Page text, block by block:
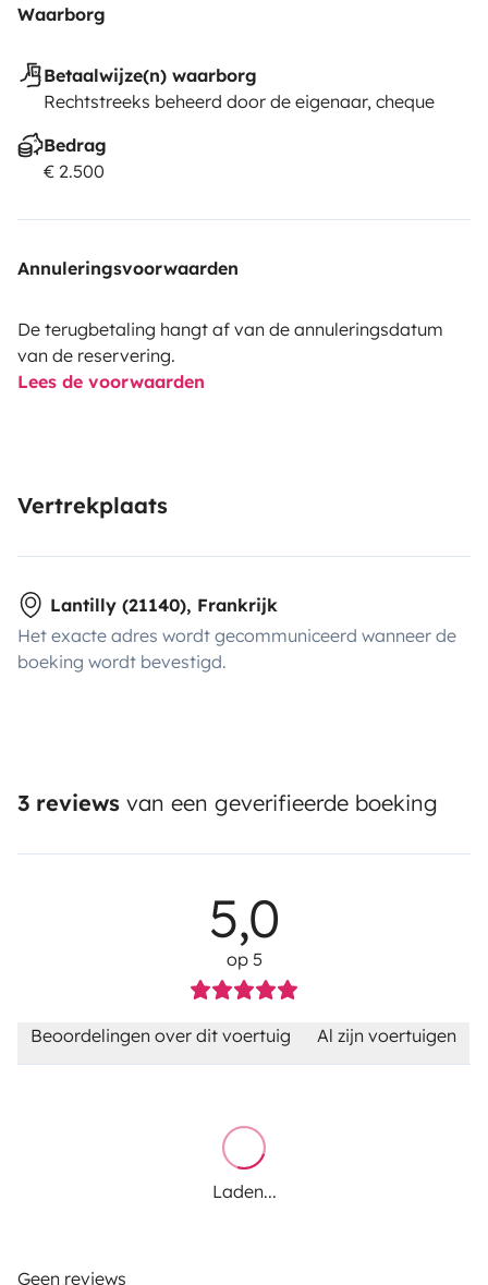
Waarborg
Betaalwijze(n) waarborg
Rechtstreeks beheerd door de eigenaar, cheque
Bedrag
€ 2.500
Annuleringsvoorwaarden
De terugbetaling hangt af van de annuleringsdatum
van de reservering.
Lees de voorwaarden
Vertrekplaats
Lantilly (21140), Frankrijk
Het exacte adres wordt gecommuniceerd wanneer de
boeking wordt bevestigd.
3 reviews van een geverifieerde boeking
5,0
op 5
Beoordelingen over dit voertuig Al zijn voertuigen
Laden...
Geen reviews